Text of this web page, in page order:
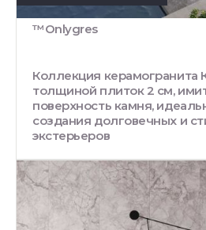
™Onlygres
Коллекция керамогранита
толщиной плиток 2 см,
поверхность камня,
создания долговечных и
экстерьеров